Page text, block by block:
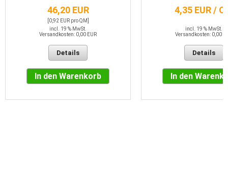
46,20 EUR
[0,92 EUR pro QM]
incl. 19 % MwSt.
Versandkosten: 0,00 EUR
Details
In den Warenkorb
4,35 EUR /
incl. 19 % MwSt.
Versandkosten: 0,00
Details
In den